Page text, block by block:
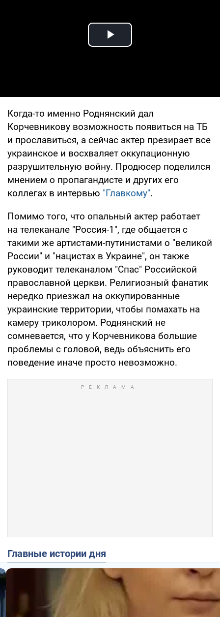
Play Video
Когда-то именно Роднянский дал
Корчевникову возможность появиться на ТБ
и прославиться, а сейчас актер презирает все
украинское и восхваляет оккупационную
разрушительную войну. Продюсер поделился
мнением о пропагандисте и других его
коллегах в интервью "Главкому".
Помимо того, что опальный актер работает
на телеканале "Россия-1", где общается с
такими же артистами-путинистами о "великой
России" и "нацистах в Украине", он также
руководит телеканалом "Спас" Российской
православной церкви. Религиозный фанатик
нередко приезжал на оккупированные
украинские территории, чтобы помахать на
камеру триколором. Роднянский не
сомневается, что у Корчевникова большие
проблемы с головой, ведь объяснить его
поведение иначе просто невозможно.
Главные истории дня